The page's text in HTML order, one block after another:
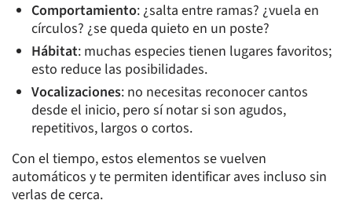
Comportamiento: ¿salta entre ramas? ¿vuela en
círculos? ¿se queda quieto en un poste?
Hábitat: muchas especies tienen lugares favoritos;
esto reduce las posibilidades.
Vocalizaciones: no necesitas reconocer cantos
desde el inicio, pero sí notar si son agudos,
repetitivos, largos o cortos.
Con el tiempo, estos elementos se vuelven
automáticos y te permiten identificar aves incluso sin
verlas de cerca.